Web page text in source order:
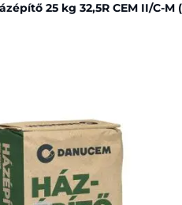
25 kg 32,5R CEM II/C-M